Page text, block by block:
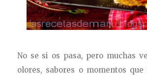
No se si os pasa, pero muchas
olores, sabores o momentos